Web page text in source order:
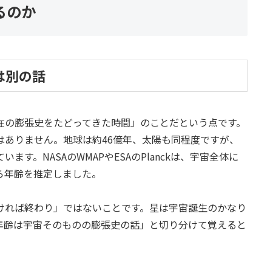
のか
別の話
膨張史をたどってきた時間」のことだという点です。
りません。地球は約46億年、太陽も同程度ですが、
ます。NASAのWMAPやESAのPlanckは、宇宙全体に
齢を推定しました。
ば終わり」ではないことです。星は宇宙誕生のかなり
は宇宙そのものの膨張史の話」と切り分けて覚えると